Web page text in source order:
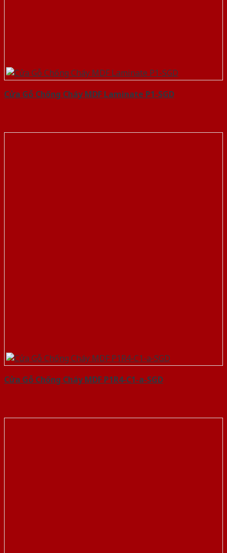
Cửa Gỗ Chống Cháy MDF Laminate P1-SGD
Cửa Gỗ Chống Cháy MDF P1R4-C1-a-SGD